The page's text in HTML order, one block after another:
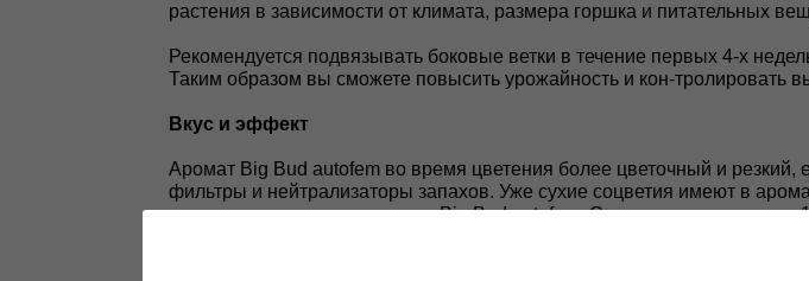
растения в зависимости от климата, размера горшка и питательных
Рекомендуется подвязывать боковые ветки в течение первых 4-х
Таким образом вы сможете повысить урожайность и кон-тролировать
Вкус и эффект
Аромат Big Bud autofem во время цветения более цветочный и резкий,
фильтры и нейтрализаторы запахов. Уже сухие соцветия имеют в
нотки проявляются и во вкусе Big Bud autofem. Соцветия